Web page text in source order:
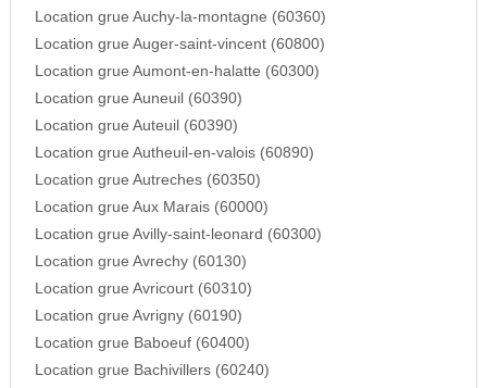
Location grue Auchy-la-montagne (60360)
Location grue Auger-saint-vincent (60800)
Location grue Aumont-en-halatte (60300)
Location grue Auneuil (60390)
Location grue Auteuil (60390)
Location grue Autheuil-en-valois (60890)
Location grue Autreches (60350)
Location grue Aux Marais (60000)
Location grue Avilly-saint-leonard (60300)
Location grue Avrechy (60130)
Location grue Avricourt (60310)
Location grue Avrigny (60190)
Location grue Baboeuf (60400)
Location grue Bachivillers (60240)